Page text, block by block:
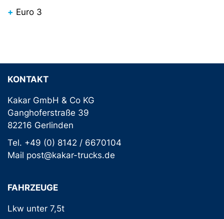
Euro 3
KONTAKT
Kakar GmbH & Co KG
Ganghoferstraße 39
82216 Gerlinden
Tel. +49 (0) 8142 / 6670104
Mail post@kakar-trucks.de
FAHRZEUGE
Lkw unter 7,5t